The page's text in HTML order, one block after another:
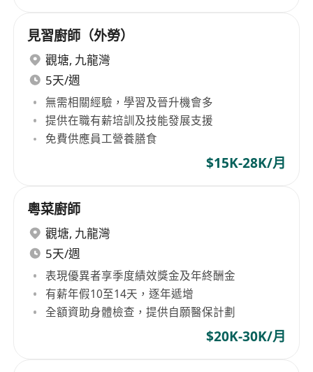
見習廚師（外勞）
觀塘, 九龍灣
5天/週
無需相關經驗，學習及晉升機會多
提供在職有薪培訓及技能發展支援
免費供應員工營養膳食
$15K-28K/月
粵菜廚師
觀塘, 九龍灣
5天/週
表現優異者享季度績效獎金及年終酬金
有薪年假10至14天，逐年遞增
全額資助身體檢查，提供自願醫保計劃
$20K-30K/月